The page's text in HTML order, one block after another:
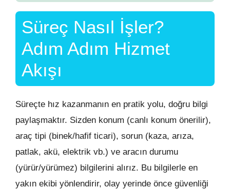
Süreç Nasıl İşler?
Adım Adım Hizmet
Akışı
Süreçte hız kazanmanın en pratik yolu, doğru bilgi
paylaşmaktır. Sizden konum (canlı konum önerilir),
araç tipi (binek/hafif ticari), sorun (kaza, arıza,
patlak, akü, elektrik vb.) ve aracın durumu
(yürür/yürümez) bilgilerini alırız. Bu bilgilerle en
yakın ekibi yönlendirir, olay yerinde önce güvenliği